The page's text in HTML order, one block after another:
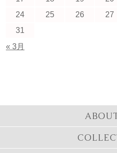
« 3月
24
25 26 27
31